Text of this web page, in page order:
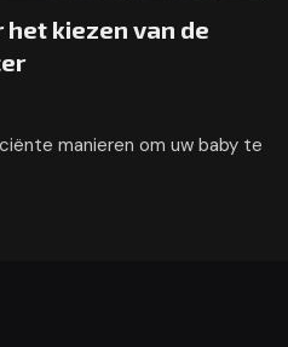
kiezen van de
manieren om uw baby te